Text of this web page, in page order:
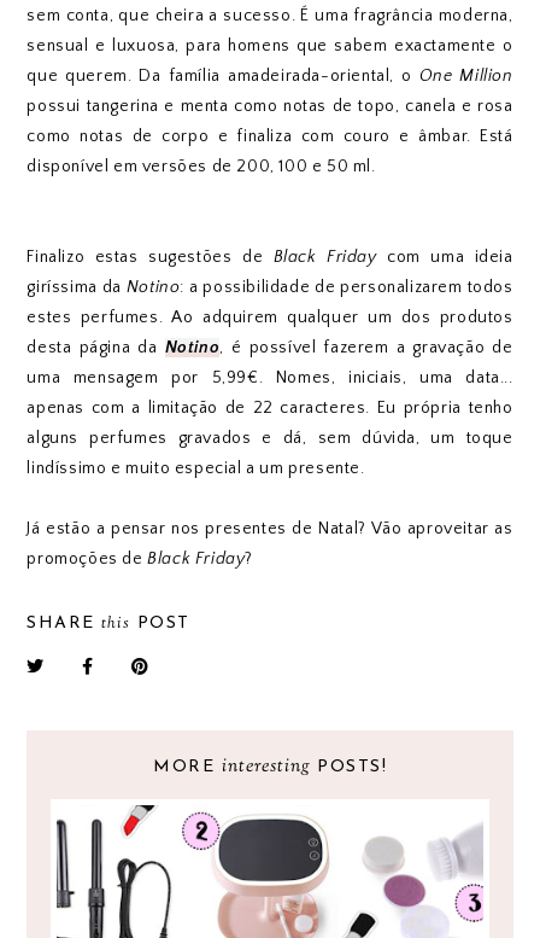
sem conta, que cheira a sucesso. É uma fragrância moderna,
sensual e luxuosa, para homens que sabem exactamente o
que querem. Da família amadeirada-oriental, o One Million
possui tangerina e menta como notas de topo, canela e rosa
como notas de corpo e finaliza com couro e âmbar. Está
disponível em versões de 200, 100 e 50 ml.
Finalizo estas sugestões de Black Fridaycom uma ideia
giríssima da Notino: a possibilidade de personalizarem todos
estes perfumes. Ao adquirem qualquer um dos produtos
desta página da Notino, é possível fazerem a gravação de
uma mensagem por 5,99€. Nomes, iniciais, uma data...
apenas com a limitação de 22 caracteres. Eu própria tenho
alguns perfumes gravados e dá, sem dúvida, um toque
lindíssimo e muito especial a um presente.
Já estão a pensar nos presentes de Natal? Vão aproveitar as
promoções deBlack Friday?
SHAREthis POST
MORE interesting POSTS!